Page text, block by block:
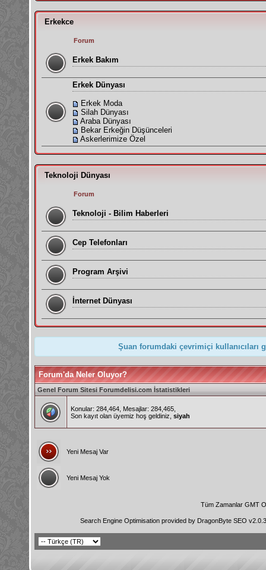
Erkekce
Forum
Erkek Bakım
Erkek Dünyası
Erkek Moda
Silah Dünyası
Araba Dünyası
Bekar Erkeğin Düşünceleri
Askerlerimize Özel
Teknoloji Dünyası
Forum
Teknoloji - Bilim Haberleri
Cep Telefonları
Program Arşivi
İnternet Dünyası
Şuan forumdaki çevrimiçi
Forum'da Neler Oluyor?
Genel Forum Sitesi Forumdelisi.com İstatistikleri
Konular: 284,464, Mesajlar: 284,465,
Son kayıt olan üyemiz hoş geldiniz, siyah
Yeni Mesaj Var
Yeni Mesaj Yok
Tüm Zamanlar GMT
Search Engine Optimisation provided by DragonByte SEO